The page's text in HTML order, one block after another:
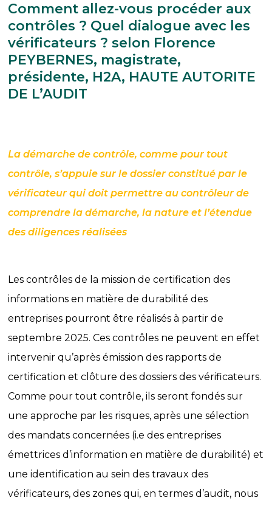
Comment allez-vous procéder aux
contrôles ? Quel dialogue avec les
vérificateurs ? selon Florence
PEYBERNES, magistrate,
présidente, H2A, HAUTE AUTORITE
DE L’AUDIT
La démarche de contrôle, comme pour tout
contrôle, s’appuie sur le dossier constitué par le
vérificateur qui doit permettre au contrôleur de
comprendre la démarche, la nature et l’étendue
des diligences réalisées
Les contrôles de la mission de certification des
informations en matière de durabilité des
entreprises pourront être réalisés à partir de
septembre 2025. Ces contrôles ne peuvent en effet
intervenir qu’après émission des rapports de
certification et clôture des dossiers des vérificateurs.
Comme pour tout contrôle, ils seront fondés sur
une approche par les risques, après une sélection
des mandats concernées (i.e des entreprises
émettrices d’information en matière de durabilité) et
une identification au sein des travaux des
vérificateurs, des zones qui, en termes d’audit, nous